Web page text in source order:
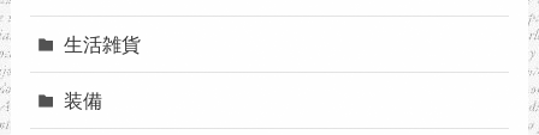
生活雑貨
装備